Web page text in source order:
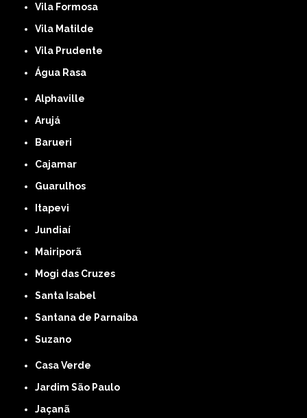
Vila Formosa
Vila Matilde
Vila Prudente
Água Rasa
Alphaville
Arujá
Barueri
Cajamar
Guarulhos
Itapevi
Jundiaí
Mairiporã
Mogi das Cruzes
Santa Isabel
Santana de Parnaíba
Suzano
Casa Verde
Jardim São Paulo
Jaçanã